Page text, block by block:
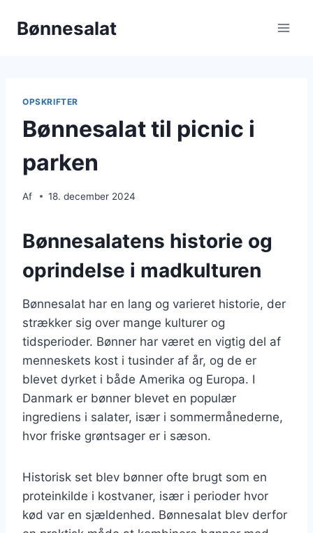
Bønnesalat
OPSKRIFTER
Bønnesalat til picnic i
parken
Af 18. december 2024
Bønnesalatens historie og
oprindelse i madkulturen
Bønnesalat har en lang og varieret historie, der
strækker sig over mange kulturer og
tidsperioder. Bønner har været en vigtig del af
menneskets kost i tusinder af år, og de er
blevet dyrket i både Amerika og Europa. I
Danmark er bønner blevet en populær
ingrediens i salater, især i sommermånederne,
hvor friske grøntsager er i sæson.
Historisk set blev bønner ofte brugt som en
proteinkilde i kostvaner, især i perioder hvor
kød var en sjældenhed. Bønnesalat blev derfor